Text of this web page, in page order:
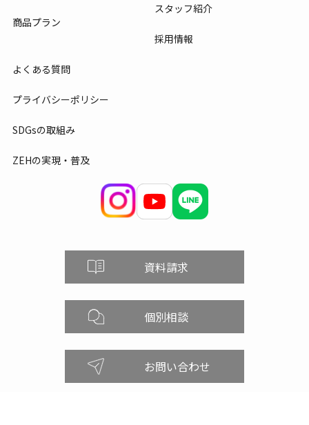
商品プラン
スタッフ紹介
採用情報
よくある質問
プライバシーポリシー
SDGsの取組み
ZEHの実現・普及
資料請求
個別相談
お問い合わせ